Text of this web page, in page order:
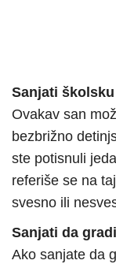
Sanjati
Ovakav san
bezbrižno
ste potisnuli
referiše se na
svesno ili
Sanjati da
Ako sanjate da